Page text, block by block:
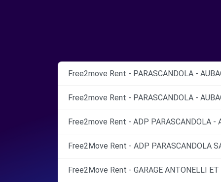
Free2move Rent - PARASCANDOLA -
Free2move Rent - PARASCANDOLA -
Free2move Rent - ADP PARASCANDOLA -
Free2Move Rent - ADP PARASCANDOLA
Free2Move Rent - GARAGE ANTONELLI